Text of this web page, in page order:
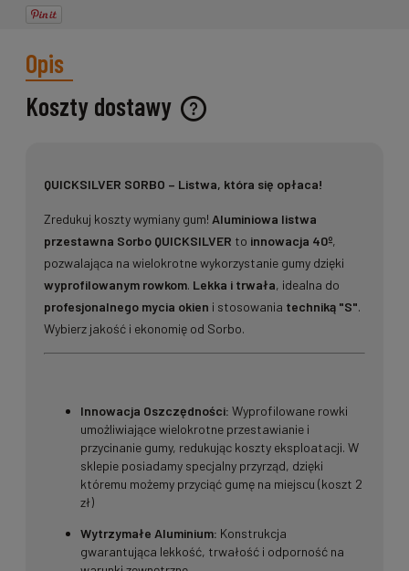
Opis
Koszty dostawy
Cena nie zawiera ewentualnych kosztów płatności
QUICKSILVER SORBO – Listwa, która się opłaca!
Zredukuj koszty wymiany gum! Aluminiowa listwa
przestawna Sorbo QUICKSILVER to innowacja 40º,
pozwalająca na wielokrotne wykorzystanie gumy dzięki
wyprofilowanym rowkom. Lekka i trwała, idealna do
profesjonalnego mycia okien i stosowania techniką "S".
Wybierz jakość i ekonomię od Sorbo.
Innowacja Oszczędności: Wyprofilowane rowki
umożliwiające wielokrotne przestawianie i
przycinanie gumy, redukując koszty eksploatacji. W
sklepie posiadamy specjalny przyrząd, dzięki
któremu możemy przyciąć gumę na miejscu (koszt 2
zł)
Wytrzymałe Aluminium: Konstrukcja
gwarantująca lekkość, trwałość i odporność na